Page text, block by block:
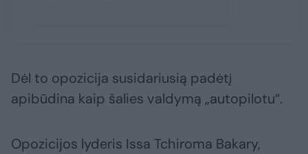
Dėl to opozicija susidariusią padėtį
apibūdina kaip šalies valdymą „autopilotu“.
Opozicijos lyderis Issa Tchiroma Bakary,